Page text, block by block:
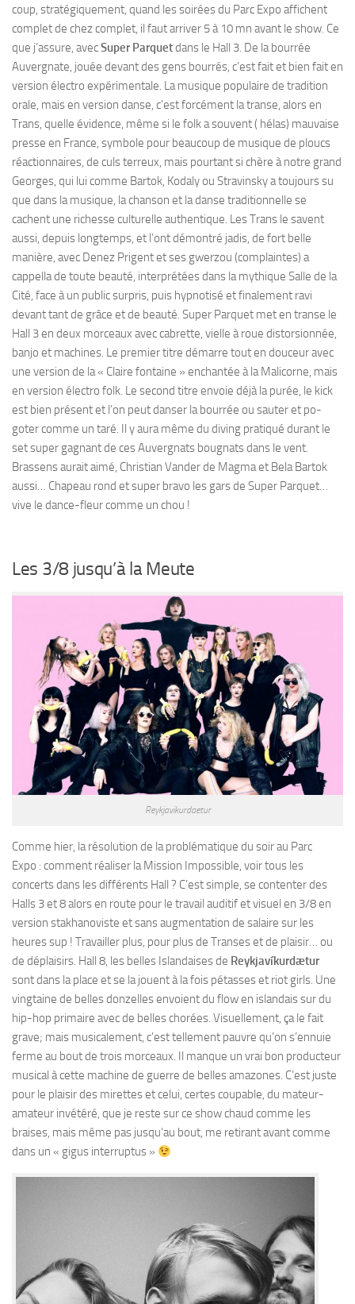
coup, stratégiquement, quand les soirées du Parc Expo affichent
complet de chez complet, il faut arriver 5 à 10 mn avant le show. Ce
que j’assure, avecSuper Parquetdans le Hall 3. De la bourrée
Auvergnate, jouée devant des gens bourrés, c’est fait et bien fait en
version électro expérimentale. La musique populaire de tradition
orale, mais en version danse, c’est forcément la transe, alors en
Trans, quelle évidence, même si le folk a souvent ( hélas) mauvaise
presse en France, symbole pour beaucoup de musique de ploucs
réactionnaires, de culs terreux, mais pourtant si chère à notre grand
Georges, qui lui comme Bartok, Kodaly ou Stravinsky a toujours su
que dans la musique, la chanson et la danse traditionnelle se
cachent une richesse culturelle authentique. Les Trans le savent
aussi, depuis longtemps, et l’ont démontré jadis, de fort belle
manière, avec Denez Prigent et ses gwerzou (complaintes) a
cappella de toute beauté, interprétées dans la mythique Salle de la
Cité, face à un public surpris, puis hypnotisé et finalement ravi
devant tant de grâce et de beauté. Super Parquet met en transe le
Hall 3 en deux morceaux avec cabrette, vielle à roue distorsionnée,
banjo et machines. Le premier titre démarre tout en douceur avec
une version de la « Claire fontaine » enchantée à la Malicorne, mais
en version électro folk. Le second titre envoie déjà la purée, le kick
est bien présent et l’on peut danser la bourrée ou sauter et po-
goter comme un taré. Il y aura même du diving pratiqué durant le
set super gagnant de ces Auvergnats bougnats dans le vent.
Brassens aurait aimé, Christian Vander de Magma et Bela Bartok
aussi… Chapeau rond et super bravo les gars de Super Parquet…
vive le dance-fleur comme un chou !
Les 3/8 jusqu’à la Meute
Reykjavikurdaetur
Comme hier, la résolution de la problématique du soir au Parc
Expo : comment réaliser la Mission Impossible, voir tous les
concerts dans les différents Hall ? C’est simple, se contenter des
Halls 3 et 8 alors en route pour le travail auditif et visuel en 3/8 en
version stakhanoviste et sans augmentation de salaire sur les
heures sup ! Travailler plus, pour plus de Transes et de plaisir… ou
de déplaisirs. Hall 8, les belles Islandaises de Reykjavíkurdætur
sont dans la place et se la jouent à la fois pétasses et riot girls. Une
vingtaine de belles donzelles envoient du flow en islandais sur du
hip-hop primaire avec de belles chorées. Visuellement, ça le fait
grave; mais musicalement, c’est tellement pauvre qu’on s’ennuie
ferme au bout de trois morceaux. Il manque un vrai bon producteur
musical à cette machine de guerre de belles amazones. C’est juste
pour le plaisir des mirettes et celui, certes coupable, du mateur-
amateur invétéré, que je reste sur ce show chaud comme les
braises, mais même pas jusqu’au bout, me retirant avant comme
dans un « gigus interruptus »